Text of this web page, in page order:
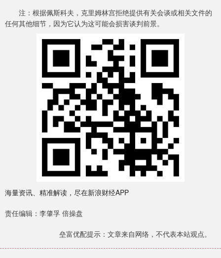
注：根据佩斯科夫，克里姆林宫拒绝提供有关会谈或相关文件的
任何其他细节，因为它认为这可能会损害谈判前景。
海量资讯、精准解读，尽在新浪财经APP
责任编辑：李肇孚 倍操盘
垒富优配提示：文章来自网络，不代表本站观点。